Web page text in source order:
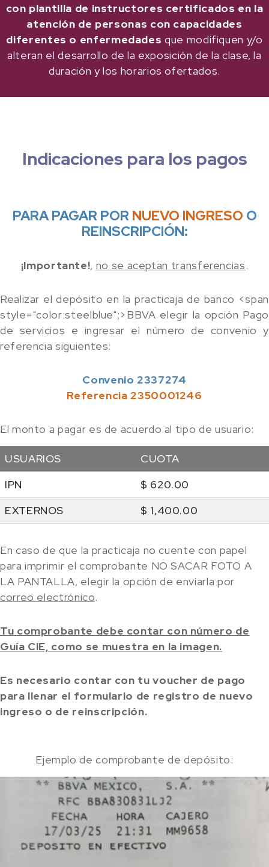
con plantilla de instructores certificados en la
atención de personas con capacidades
diferentes o enfermedades que modifiquen y/o
alteran el desarrollo de la exposición de la clase, la
duración y los horarios ofertados.
Indicaciones para los pagos
PARA PAGAR POR NUEVO INGRESO O
REINSCRIPCIÓN:
¡Importante!, no se aceptan transferencias.
Realizar el depósito en la practicaja de banco <span
style="color:steelblue";>BBVA elegir la opción Pago
de servicios e ingresar el número de convenio y
referencia siguientes:
Convenio 2337274
Referencia 2350001246
El monto a pagar es de acuerdo al tipo de usuario:
USUARIOS
CUOTA
IPN
$ 620.00
EXTERNOS
$ 1,400.00
En caso de que la practicaja no cuente con papel
para imprimir el comprobante NO SACAR FOTO A
LA PANTALLA, elegir la opción de enviarla por
correo electrónico.
Tu comprobante debe contar con número de
Guía CIE, como se muestra en la imagen.
Es necesario contar con tu voucher de pago
para llenar el formulario de registro de nuevo
ingreso o de reinscripción.
Ejemplo de comprobante de depósito: